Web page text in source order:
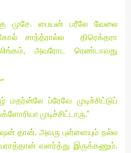
முசே. பையன் பரீலே வேலை
சாந்த்ரால்ல திரெக்தரா
அவரோட ரெண்டாவது
ப்ரேவே முடிச்சிட்டுப்
முடிச்சிட்டாரு.”
தான். அவரு புள்ளையும் நல்ல
வளர்த்து இருக்கணும்.